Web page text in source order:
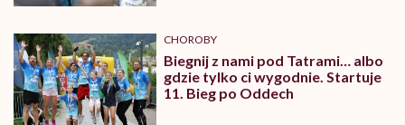
CHOROBY
Biegnij z nami pod Tatrami… albo
gdzie tylko ci wygodnie. Startuje
11. Bieg po Oddech